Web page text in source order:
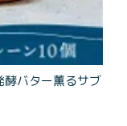
会員様限定
のアウトレッ
酵バター薫るサブ